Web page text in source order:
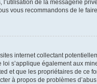
de la messagerie
vous recommandons de le faire.
internet collectant
s’applique également aux
et que les propriétaires de ce
à propos de problèmes